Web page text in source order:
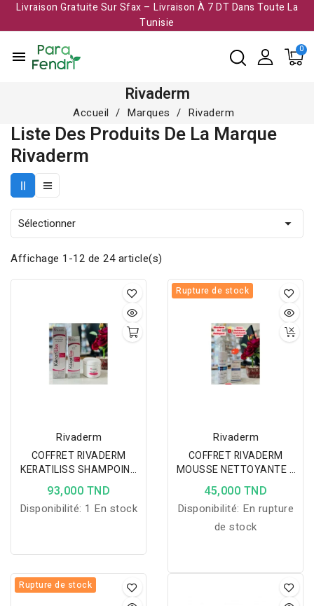
Livraison Gratuite Sur Sfax – Livraison À 7 DT Dans Toute La
Tunisie​
menu
Rivaderm
Accueil Marques Rivaderm
Liste Des Produits De La Marque
Rivaderm
Sélectionner 
Affichage 1-12 de 24 article(s)
Rivaderm
COFFRET RIVADERM
KERATILISS SHAMPOING
200ML+ SERUM 50ML+
MASQUES 150ML
93,000 TND
Disponibilité: 1 En stock
Rupture de stock
Rivaderm
COFFRET RIVADERM
MOUSSE NETTOYANTE +
CREME HYDRATENTE
45,000 TND
Disponibilité: En rupture
de stock
Rupture de stock